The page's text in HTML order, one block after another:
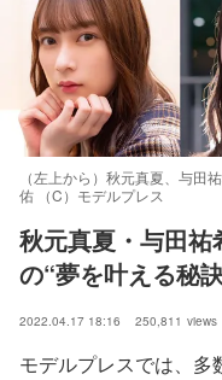
（左上から）秋元真夏、与田
佑 （C）モデルプレス
秋元真夏・与田
の“夢を叶える秘
2022.04.17 18:16 250,811 views
モデルプレスでは、多